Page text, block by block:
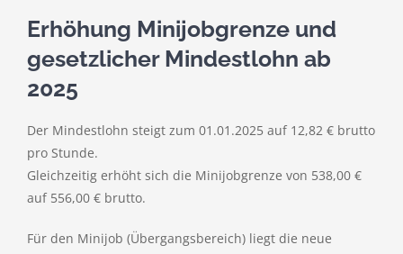
Erhöhung Minijobgrenze und
gesetzlicher Mindestlohn ab
2025
Der Mindestlohn steigt zum 01.01.2025 auf 12,82 € brutto
pro Stunde.
Gleichzeitig erhöht sich die Minijobgrenze von 538,00 €
auf 556,00 € brutto.
Für den Minijob (Übergangsbereich) liegt die neue